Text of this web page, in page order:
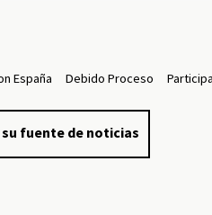
España Debido Proceso
fuente de noticias